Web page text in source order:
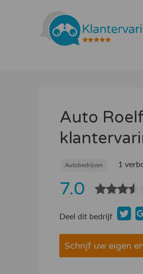
Auto
Autobedrijven 1
7.0
Deel dit bedrijf
Schrijf uw eigen